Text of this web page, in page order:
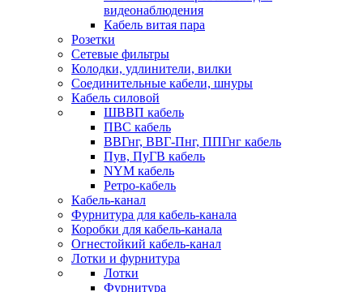
видеонаблюдения
Кабель витая пара
Розетки
Сетевые фильтры
Колодки, удлинители, вилки
Соединительные кабели, шнуры
Кабель силовой
ШВВП кабель
ПВС кабель
ВВГнг, ВВГ-Пнг, ППГнг кабель
Пув, ПуГВ кабель
NYM кабель
Ретро-кабель
Кабель-канал
Фурнитура для кабель-канала
Коробки для кабель-канала
Огнестойкий кабель-канал
Лотки и фурнитура
Лотки
Фурнитура